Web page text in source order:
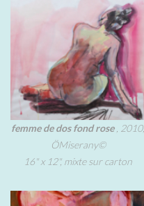
femme de dos fond rose , 2010,
ÖMiserany©
16" x 12", mixte sur carton